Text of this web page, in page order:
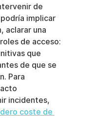
de
implicar
aclarar una
de acceso:
que
de que se
Para
incidentes,
coste de